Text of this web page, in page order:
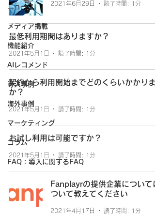
ニュース
メディア掲載
機能紹介
AIレコメンド
導入事例
海外事例
マーケティング
コラム
FAQ：導入に関するFAQ
2021年6月29日 読了時間: 1分
最低利用期間はありますか？
2021年5月1日 読了時間: 1分
契約から利用開始までどのくらいかかりま
か？
2021年5月1日 読了時間: 1分
お試し利用は可能ですか？
2021年5月1日 読了時間: 1分
Fanplayrの提供企業について
ついて教えてください
2021年4月17日 読了時間: 1分